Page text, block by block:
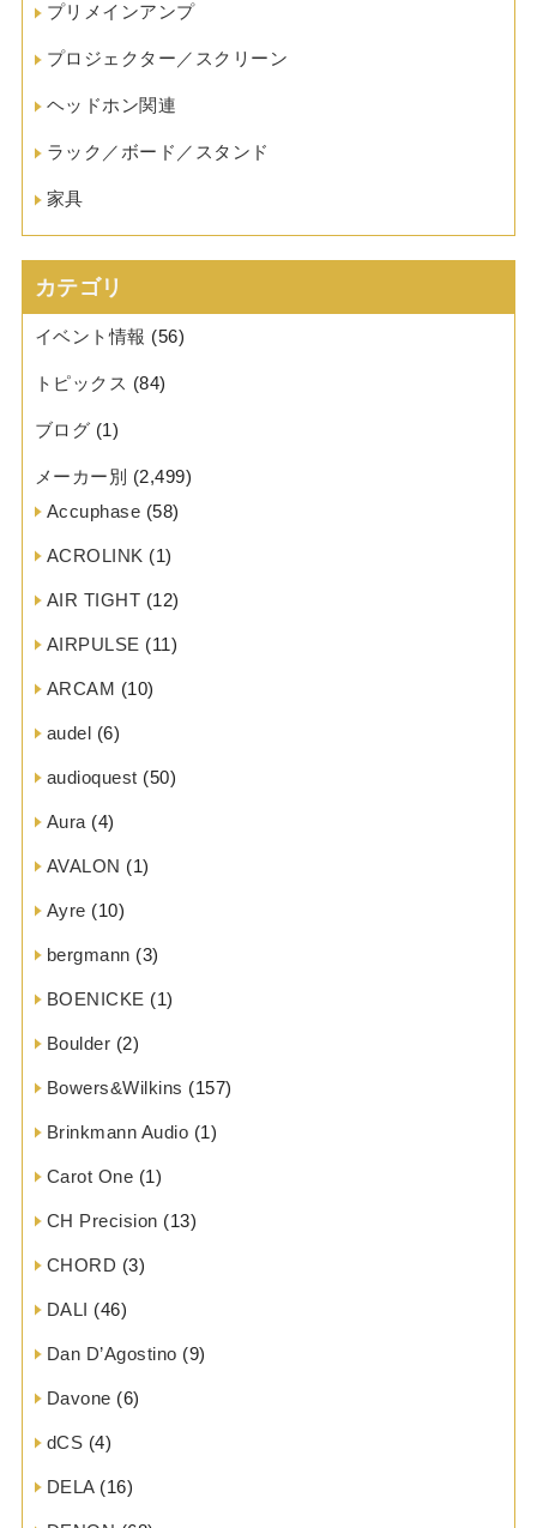
プリメインアンプ
プロジェクター／スクリーン
ヘッドホン関連
ラック／ボード／スタンド
家具
カテゴリ
イベント情報 (56)
トピックス (84)
ブログ (1)
メーカー別 (2,499)
Accuphase (58)
ACROLINK (1)
AIR TIGHT (12)
AIRPULSE (11)
ARCAM (10)
audel (6)
audioquest (50)
Aura (4)
AVALON (1)
Ayre (10)
bergmann (3)
BOENICKE (1)
Boulder (2)
Bowers&Wilkins (157)
Brinkmann Audio (1)
Carot One (1)
CH Precision (13)
CHORD (3)
DALI (46)
Dan D’Agostino (9)
Davone (6)
dCS (4)
DELA(16)